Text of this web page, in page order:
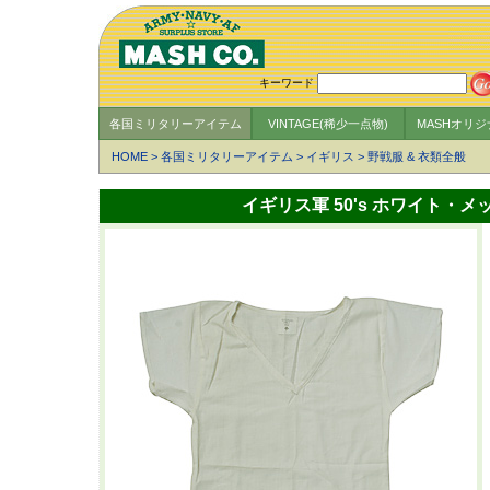
キーワード
各国ミリタリーアイテム VINTAGE(稀少一点物) MASHオリ
HOME > 各国ミリタリーアイテム > イギリス > 野戦服 & 衣類全般
イギリス軍 50's ホワイト・メ